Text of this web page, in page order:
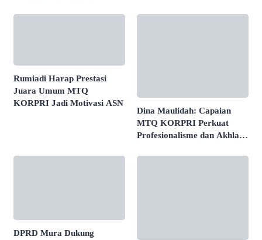
Rumiadi Harap Prestasi
Juara Umum MTQ
KORPRI Jadi Motivasi ASN
Dina Maulidah: Capaian
MTQ KORPRI Perkuat
Profesionalisme dan Akhlak
DPRD Mura Dukung